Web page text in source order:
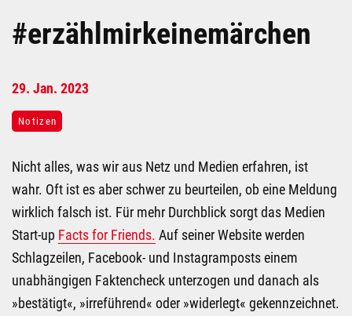
#erzählmirkeinemärchen
29. Jan. 2023
Notizen
Nicht alles, was wir aus Netz und Medien erfahren, ist
wahr. Oft ist es aber schwer zu beurteilen, ob eine Meldung
wirklich falsch ist. Für mehr Durchblick sorgt das Medien
Start-up Facts for Friends. Auf seiner Website werden
Schlagzeilen, Facebook- und Instagramposts einem
unabhängigen Faktencheck unterzogen und danach als
»bestätigt«, »irreführend« oder »widerlegt« gekennzeichnet.